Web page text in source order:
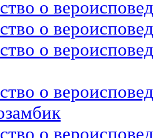
о
о
о
о
о